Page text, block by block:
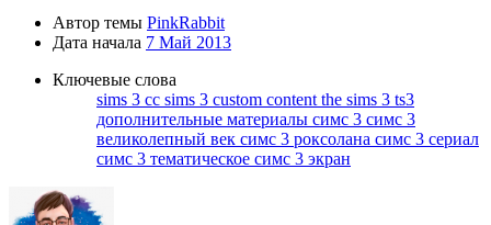
Автор темы PinkRabbit
Дата начала 7 Май 2013
Ключевые слова
sims 3 cc sims 3 custom content the sims 3 ts3
дополнительные материалы симс 3 симс 3
великолепный век симс 3 роксолана симс 3 сериал
симс 3 тематическое симс 3 экран